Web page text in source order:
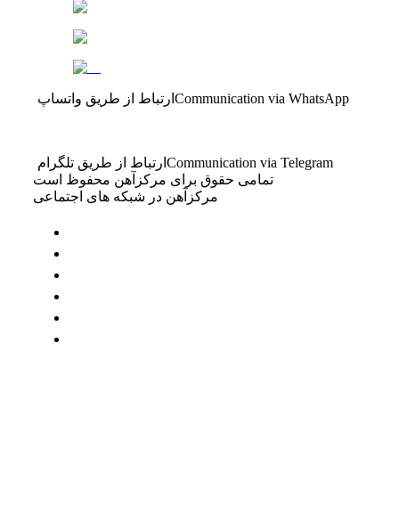
ارتباط از طریق واتساپ Communication via WhatsApp
ارتباط از طریق تلگرام Communication via Telegram
تمامی حقوق برای مرکزآهن محفوظ است
مرکزآهن در شبکه های اجتماعی